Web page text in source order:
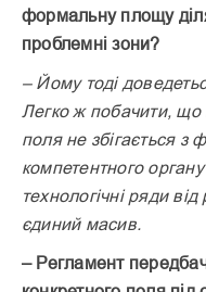
формальну площу
проблемні зони?
– Йому тоді
Легко ж побачити, що
поля не збігається з
компетентного
технологічні ряди
єдиний масив.
– Регламент